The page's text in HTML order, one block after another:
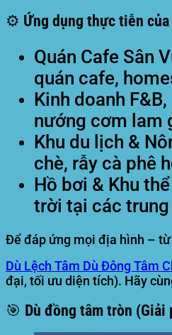
⚙️ Ứng dụng thực tiễn của
Quán Cafe Sân
quán cafe,
Kinh doanh
nướng cơm lam
Khu du lịch &
chè, rẫy cà phê
Hồ bơi & Khu
trời tại các trung
Để đáp ứng mọi địa hình –
Dù Lệch Tâm Dù Đông Tâm
đại, tối ưu diện tích). Hãy
🎯 Dù đồng tâm tròn